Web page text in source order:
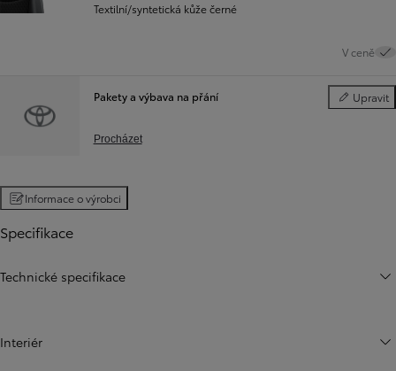
Textilní/syntetická kůže černé
V ceně
Pakety a výbava na přání Upravit
Pakety a
Procházet
Informace o výrobci
Specifikace
Technické specifikace
Interiér